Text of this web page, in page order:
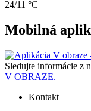
24/11 °C
Mobilná
Sledujte informácie z
V OBRAZE.
Kontakt